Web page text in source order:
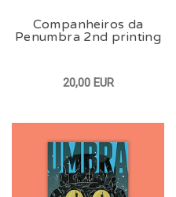
Companheiros da
Penumbra 2nd printing
20,00 EUR